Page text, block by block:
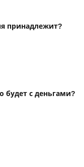
принадлежит?
будет с деньгами?